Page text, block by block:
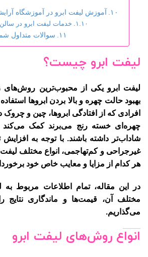
آموزش لیفت ابرو در آموزشگاه
خدمات لیفت ابرو در
سوالات متداول
لیفت ابرو چیست؟
لیفت ابرو یکی از محبوب‌ترین روش‌های
بهبود حالت چهره و بالا بردن ابروها
افرادی که از افتادگی ابروها، چین و
چهره‌ای خسته رنج می‌برند کمک می‌کند
شاداب‌تر داشته باشند. با توجه به
غیرجراحی و کم‌تهاجمی، انواع مختلف لیفت
هر کدام از مزایا و معایب خاص خود
در این مقاله، تمام اطلاعات مربوط به
مختلف آن، قیمت‌ها و ماندگاری نتایج
می‌گذاریم.
انواع روش‌های لیفت ابرو